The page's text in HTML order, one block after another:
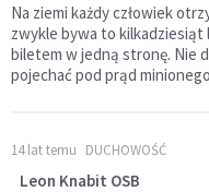
Na ziemi każdy człowiek
zwykle bywa to kilkadziesiąt
biletem w jedną stronę. Nie
pojechać pod prąd
14 lat temu DUCHOWOŚĆ
Leon Knabit OSB